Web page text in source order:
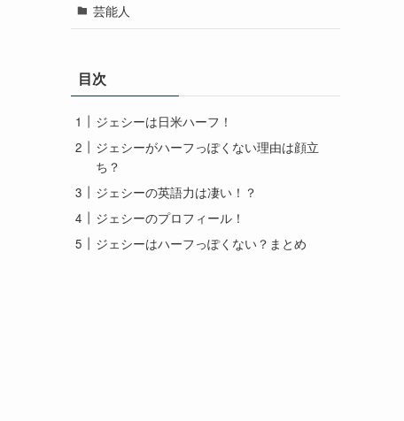
芸能人
目次
ジェシーは日米ハーフ！
ジェシーがハーフっぽくない理由は顔立
ち？
ジェシーの英語力は凄い！？
ジェシーのプロフィール！
ジェシーはハーフっぽくない？まとめ